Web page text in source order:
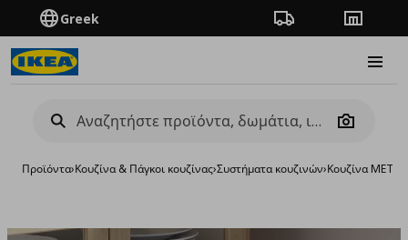
Greek Πορεία παραγγελίας
Camera
Προϊόντα›Κουζίνα & Πάγκοι κουζίνας›Συστήματα κουζινών›Κουζίνα